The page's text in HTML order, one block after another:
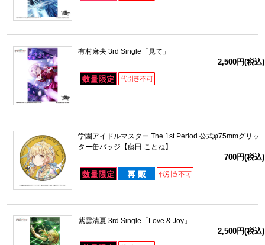
有村麻央 3rd Single「見て」
2,500円(税込)
学園アイドルマスター The 1st Period 公式φ75mmグリッ
ター缶バッジ【藤田 ことね】
700円(税込)
紫雲清夏 3rd Single「Love & Joy」
2,500円(税込)